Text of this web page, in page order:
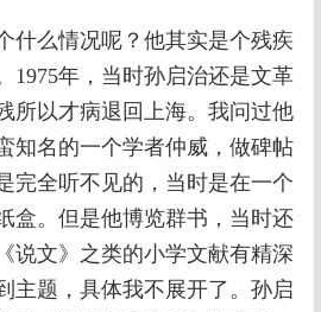
什么情况呢？他其实是个残疾
1975年，当时孙启治还是文革
所以才病退回上海。我问过他
名的一个学者仲威，做碑帖
完全听不见的，当时是在一个
盒。但是他博览群书，当时还
说文》之类的小学文献有精深
主题，具体我不展开了。孙启